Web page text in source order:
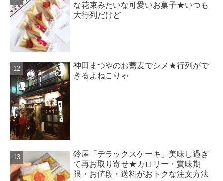
な花束みたいな可愛いお菓子★いつも
大行列だけど
神田まつやのお蕎麦でシメ★行列がで
きるよねこりゃ
鈴屋「デラックスケーキ」美味し過ぎ
て再お取り寄せ★カロリー・賞味期
限・お値段・送料がおトクな注文方法